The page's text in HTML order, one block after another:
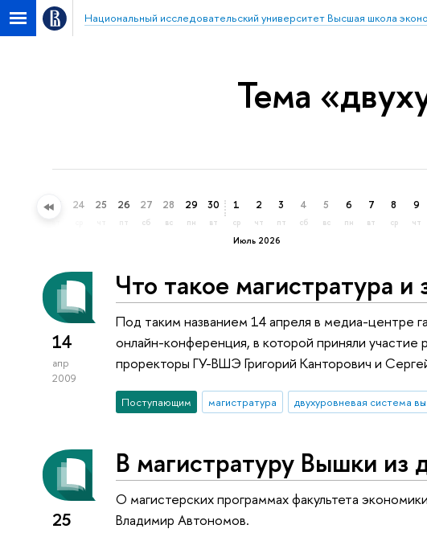
Национальный исследовательский университет Высшая школа
Тема
23 24 25 26
пт
27
сб
28
вс
29
пн
30
вт
Июль 2026
1
ср
2
чт
3
пт
4
сб
5
вс
6
пн
7
вт
8
ср
9
чт
14
апр
2009
Что такое магистратура и
Под таким названием 14 апреля в медиа-центре
онлайн-конференция, в которой приняли
проректоры ГУ-ВШЭ Григорий Канторович и
Поступающим магистратура
25
В магистратуру Вышки из
О магистерских программах факультета
Владимир Автономов.